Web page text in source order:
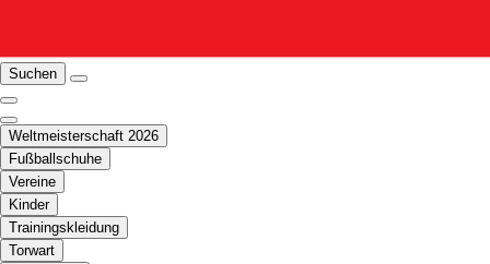
Suchen
Weltmeisterschaft 2026
Fußballschuhe
Vereine
Kinder
Trainingskleidung
Torwart